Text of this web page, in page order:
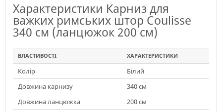
Характеристики Карниз для
важких римських штор Coulisse
340 см (ланцюжок 200 см)
ВЛАСТИВОСТІ ХАРАКТЕРИСТИКИ
Колір
Білий
Довжина карнизу
340 см
Довжина ланцюжка
200 см